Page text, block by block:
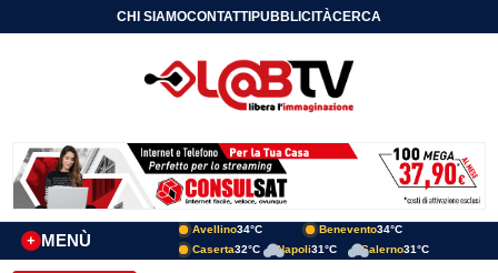
CHI SIAMOCONTATTIPUBBLICITÀCERCA
MENÙ
+
Avellino34°C Benevento34°C
Caserta32°C Napoli31°C Salerno31°C